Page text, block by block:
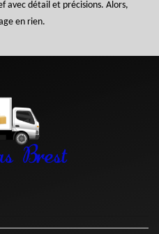
avec détail et précisions. Alors,
en rien.